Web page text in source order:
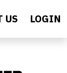
US LOGIN